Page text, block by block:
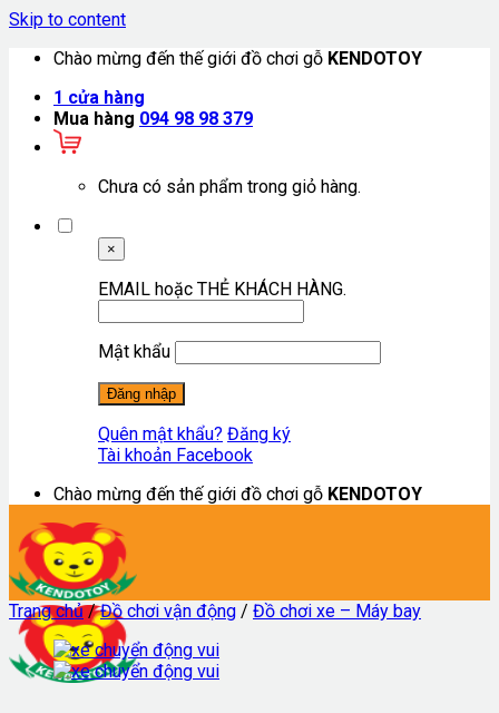
Skip to content
Chào mừng đến thế giới đồ chơi gỗ KENDOTOY
1 cửa hàng
Mua hàng 094 98 98 379
Chưa có sản phẩm trong giỏ hàng.
×
EMAIL hoặc THẺ KHÁCH HÀNG.
Mật khẩu
Quên mật khẩu? Đăng ký
Tài khoản Facebook
Chào mừng đến thế giới đồ chơi gỗ KENDOTOY
Trang chủ / Đồ chơi vận động / Đồ chơi xe – Máy bay